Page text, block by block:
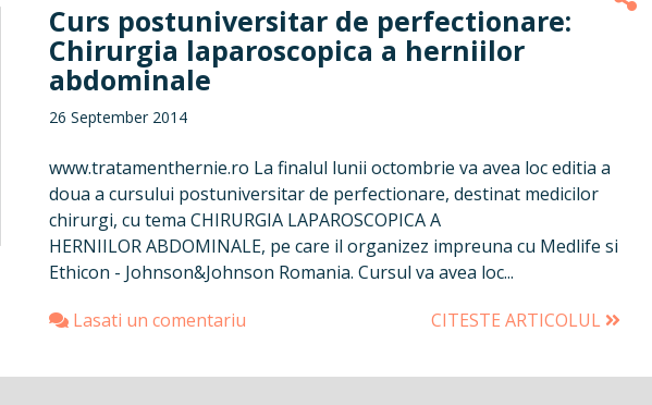
Curs postuniversitar de perfectionare:
Chirurgia laparoscopica a herniilor
abdominale
26 September 2014
www.tratamenthernie.ro La finalul lunii octombrie va avea loc editia a
doua a cursului postuniversitar de perfectionare, destinat medicilor
chirurgi, cu tema CHIRURGIA LAPAROSCOPICA A
HERNIILOR ABDOMINALE, pe care il organizez impreuna cu Medlife si
Ethicon - Johnson&Johnson Romania. Cursul va avea loc...
Lasati un comentariu
CITESTE ARTICOLUL